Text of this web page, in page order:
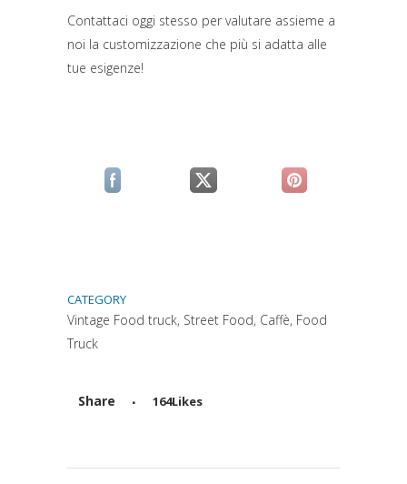
Contattaci oggi stesso per valutare assieme a
noi la customizzazione che più si adatta alle
tue esigenze!
(si apre in una nuova scheda)
(si apre in una nuova scheda)
(si apre in una
CATEGORY
Vintage Food truck, Street Food, Caffè, Food
Truck
Share
Attiva comando
164Likes